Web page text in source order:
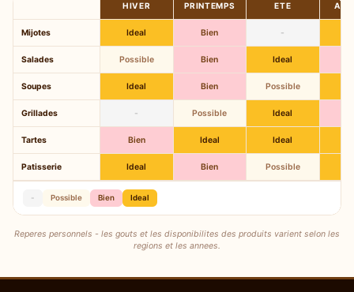
HIVER PRINTEMPS ETE
Mijotes Ideal Bien -
Salades Possible Bien Ideal
Soupes Ideal Bien Possible
Grillades - Possible Ideal
Tartes Bien Ideal Ideal
Patisserie Ideal Bien Possible
- Possible Bien Ideal
Reperes personnels - les gouts et les disponibilites des produits varient selon les
regions et les annees.